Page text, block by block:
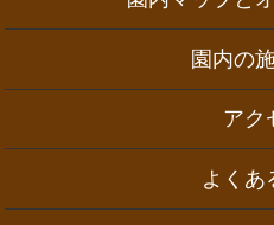
園内の
アク
よくあ